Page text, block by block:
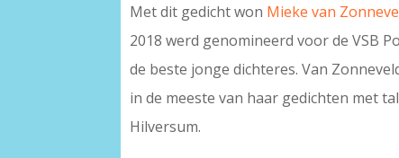
Met dit gedicht won Mieke van
2018 werd genomineerd voor de VSB
de beste jonge dichteres. Van
in de meeste van haar gedichten met
Hilversum.